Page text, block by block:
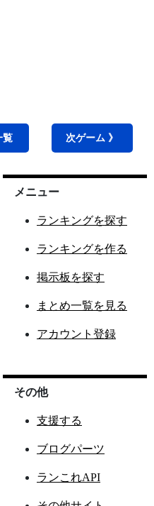
覧 次ゲーム 》
メニュー
ランキングを探す
ランキングを作る
掲示板を探す
まとめ一覧を見る
アカウント登録
その他
支援する
ブログパーツ
ランこれAPI